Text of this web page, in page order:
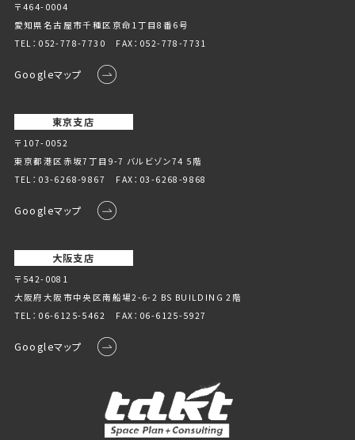
〒464-0004
愛知県名古屋市千種区京命1丁⽬8番6号
TEL： 052-778-7730 FAX：052-778-7731
Googleマップ
東京支店
〒107-0052
東京都港区赤坂7丁目9-7 バルビゾン74 5階
TEL： 03-6268-9867 FAX：03-6268-9868
Googleマップ
大阪支店
〒542-0081
大阪府大阪市中央区南船場2-6-2 BS BUILDING 2階
TEL： 06-6125-5462 FAX：06-6125-5927
Googleマップ